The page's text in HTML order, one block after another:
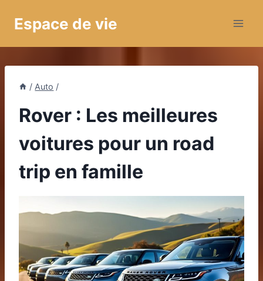
Espace de vie
/ Auto /
Rover : Les meilleures
voitures pour un road
trip en famille